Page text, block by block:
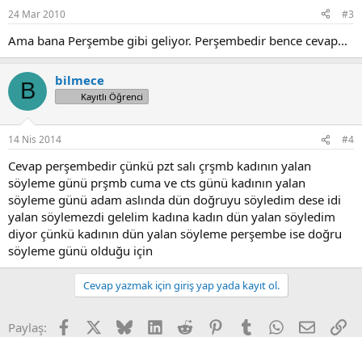
24 Mar 2010 #3
Ama bana Perşembe gibi geliyor. Perşembedir bence cevap...
B bilmece
Kayıtlı Öğrenci
14 Nis 2014 #4
Cevap perşembedir çünkü pzt salı çrşmb kadının yalan
söyleme günü prşmb cuma ve cts günü kadının yalan
söyleme günü adam aslında dün doğruyu söyledim dese idi
yalan söylemezdi gelelim kadına kadın dün yalan söyledim
diyor çünkü kadının dün yalan söyleme perşembe ise doğru
söyleme günü olduğu için
Cevap yazmak için giriş yap yada kayıt ol.
Paylaş: FacebookX (Twitter)
BlueskyLinkedInReddit PinterestTumblr WhatsApp
E-posta